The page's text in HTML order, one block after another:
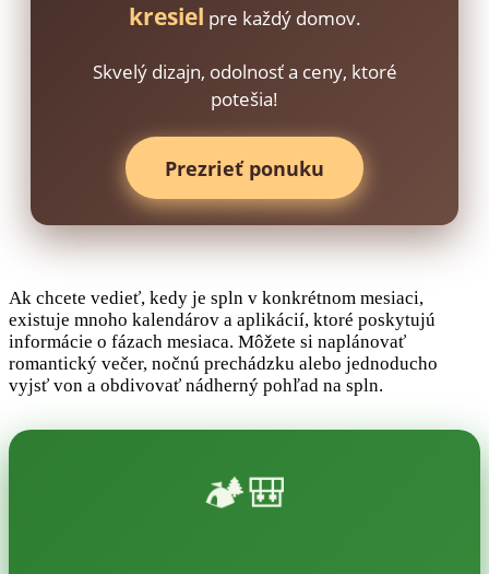
kresiel pre každý domov.
Skvelý dizajn, odolnosť a ceny, ktoré
potešia!
Prezrieť ponuku
Ak chcete vedieť, kedy je spln v konkrétnom mesiaci,
existuje mnoho kalendárov a aplikácií, ktoré poskytujú
informácie o fázach mesiaca. Môžete si naplánovať
romantický večer, nočnú prechádzku alebo jednoducho
vyjsť von a obdivovať nádherný pohľad na spln.
🏕️🎒